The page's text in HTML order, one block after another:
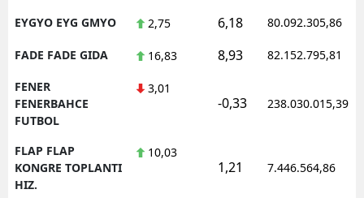
EYGYO EYG GMYO 2,75 6,18 80.092.305,86
FADE FADE GIDA 16,83 8,93 82.152.795,81
FENER
FENERBAHCE
FUTBOL
3,01
-0,33 238.030.015,39
FLAP FLAP
KONGRE TOPLANTI
HIZ.
10,03
1,21 7.446.564,86